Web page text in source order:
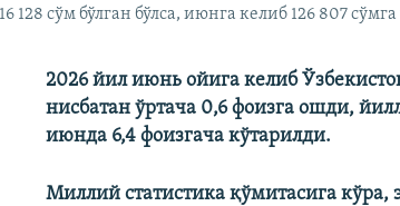
128 сўм бўлган бўлса, июнга келиб 126 807
2026 йил июнь ойига келиб
нисбатан ўртача 0,6 фоизга ошди,
июнда 6,4 фоизгача кўтарилди.
Миллий статистика қўмитасига кўра,